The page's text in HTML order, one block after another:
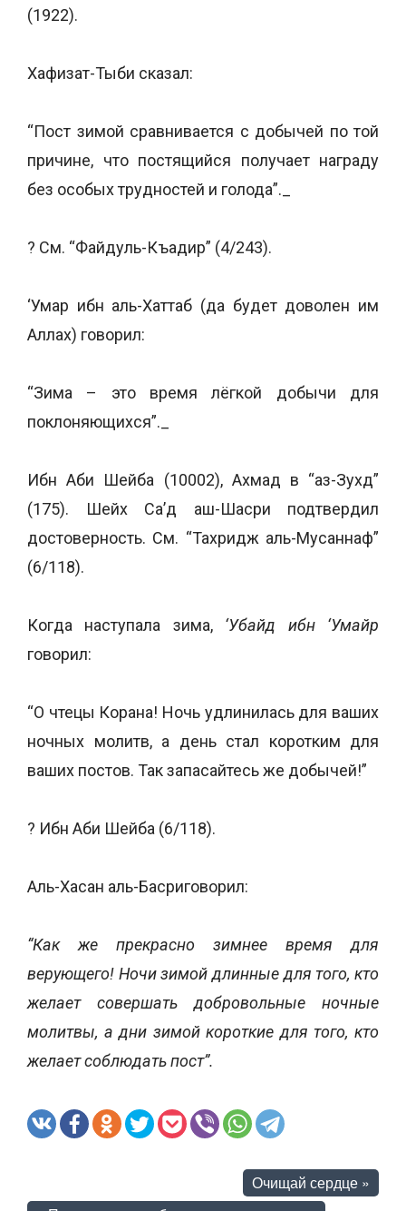
(1922).
Хафизат-Тыби сказал:
“Пост зимой сравнивается с добычей по той
причине, что постящийся получает награду
без особых трудностей и голода”._
? См. “Файдуль-Къадир” (4/243).
‘Умар ибн аль-Хаттаб (да будет доволен им
Аллах) говорил:
“Зима – это время лёгкой добычи для
поклоняющихся”._
Ибн Аби Шейба (10002), Ахмад в “аз-Зухд”
(175). Шейх Са’д аш-Шасри подтвердил
достоверность. См. “Тахридж аль-Мусаннаф”
(6/118).
Когда наступала зима, ‘Убайд ибн ‘Умайр
говорил:
“О чтецы Корана! Ночь удлинилась для ваших
ночных молитв, а день стал коротким для
ваших постов. Так запасайтесь же добычей!”
? Ибн Аби Шейба (6/118).
Аль-Хасан аль-Басриговорил:
“Как же прекрасно зимнее время для
верующего! Ночи зимой длинные для того, кто
желает совершать добровольные ночные
молитвы, а дни зимой короткие для того, кто
желает соблюдать пост”.
Очищай сердце »